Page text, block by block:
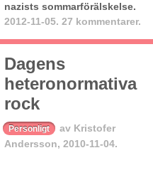
nazists sommarförälskelse.
2012-11-05. 27 kommentarer.
Dagens
heteronormativa
rock
Personligt av Kristofer
Andersson, 2010-11-04.